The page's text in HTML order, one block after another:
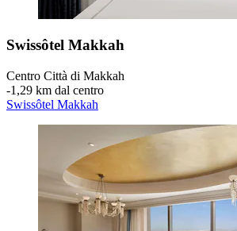
Swissôtel Makkah
Centro Città di Makkah
‐1,29 km dal centro
Swissôtel Makkah